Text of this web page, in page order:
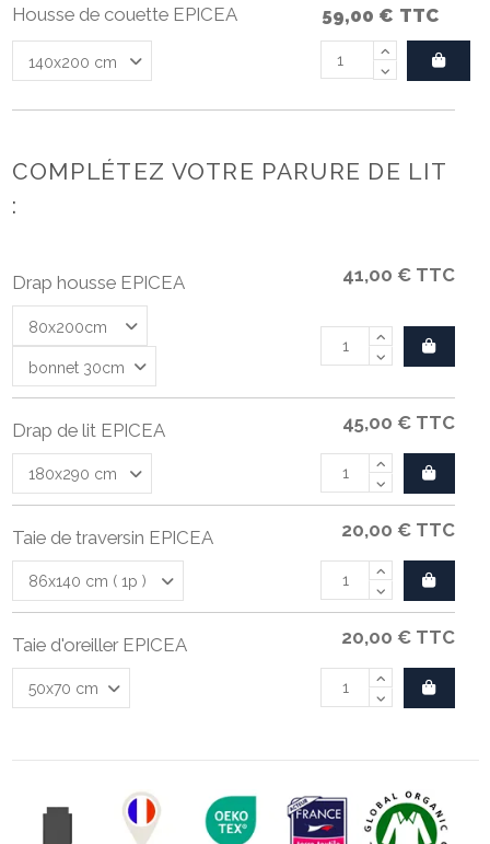
Housse de couette EPICEA 59,00 € TTC
COMPLÉTEZ VOTRE PARURE DE LIT
:
Drap housse EPICEA 41,00 € TTC
Drap de lit EPICEA 45,00 € TTC
Taie de traversin EPICEA 20,00 € TTC
Taie d'oreiller EPICEA 20,00 € TTC